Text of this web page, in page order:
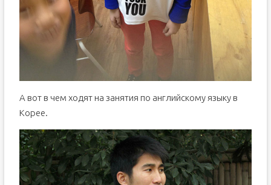
А вот в чем ходят на занятия по английскому языку в
Корее.